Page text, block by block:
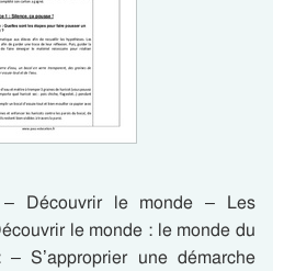
Découvrir le monde – Les
le monde : le monde du
S’approprier une démarche